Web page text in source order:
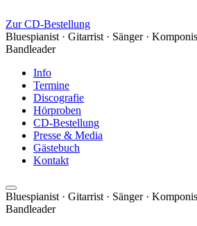
Zur CD-Bestellung
Bluespianist · Gitarrist · Sänger ·
Bandleader
Info
Termine
Discografie
Hörproben
CD-Bestellung
Presse & Media
Gästebuch
Kontakt
Bluespianist · Gitarrist · Sänger ·
Bandleader